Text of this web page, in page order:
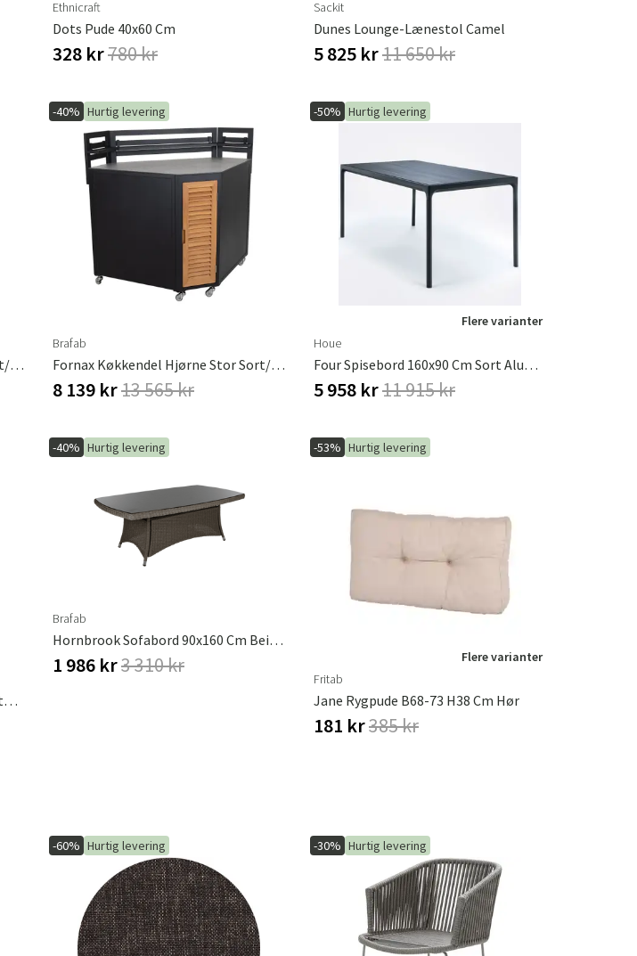
Ethnicraft
Dots Pude 40x60 Cm
328 kr780 kr
Sackit
Dunes Lounge-Lænestol Camel
5 825 kr11 650 kr
Fornax Køkkendel Hjørne Lille Sort/Grå Brafab
-40% Hurtig levering
Brafab
Fornax Køkkendel Hjørne Stor Sort/Grå Brafab
8 139 kr13 565 kr
-50% Hurtig levering
Flere varianter
Houe
Four Spisebord 160x90 Cm Sort Aluminium
5 958 kr11 915 kr
Hornbrook Midtersektion Polyrattan Beige Brafab
-40% Hurtig levering
Brafab
Hornbrook Sofabord 90x160 Cm Beige Brafab
1 986 kr3 310 kr
-53% Hurtig levering
Flere varianter
Fritab
Jane Rygpude B68-73 H38 Cm Hør
181 kr385 kr
-60% Hurtig levering -30% Hurtig levering